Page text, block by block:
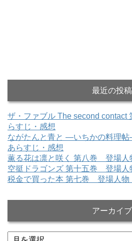
最近の投稿
ザ・ファブル The second
らすじ・感想
ながたんと青と ―いちかの料理
あらすじ・感想
薫る花は凛と咲く 第八巻 登場人
空挺ドラゴンズ 第十五巻 登場人
税金で買った本 第七巻 登場人物
アーカイブ
ア